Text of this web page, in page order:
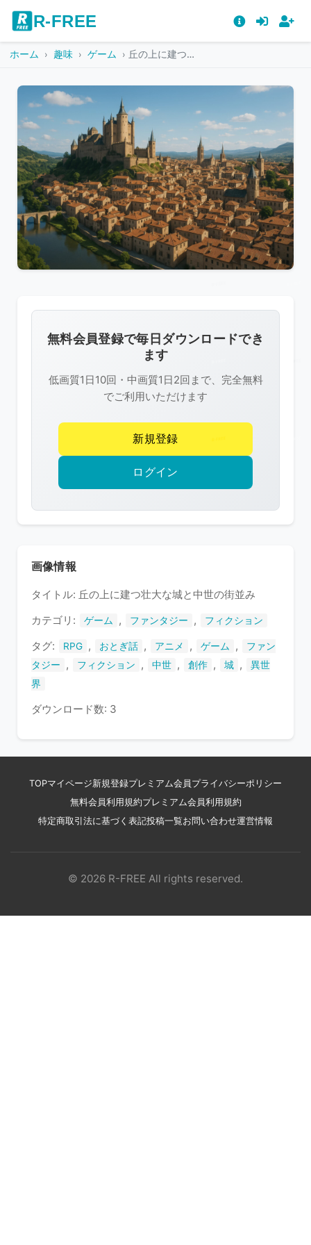
R-FREE
ホーム 趣味 ゲーム 丘の上に建つ壮大な城と中世の街並み
像
は
R-
FREE
作
権
護
い
ま
無料会員登録で毎日ダウンロードでき
ます
低画質1日10回・中画質1日2回まで、完全無料
でご利用いただけます
新規登録
ログイン
画像情報
タイトル: 丘の上に建つ壮大な城と中世の街並み
カテゴリ:
ゲーム , ファンタジー , フィクション
タグ: RPG , おとぎ話 , アニメ , ゲーム ,
ファン
タジー
, フィクション , 中世 , 創作 , 城 ,
異世
界
ダウンロード数: 3
TOPマイページ新規登録プレミアム会員 プライバシーポリシー
無料会員利用規約プレミアム会員利用規約
特定商取引法に基づく表記投稿一覧お問い合わせ運営情報
© 2026 R-FREE All rights reserved.